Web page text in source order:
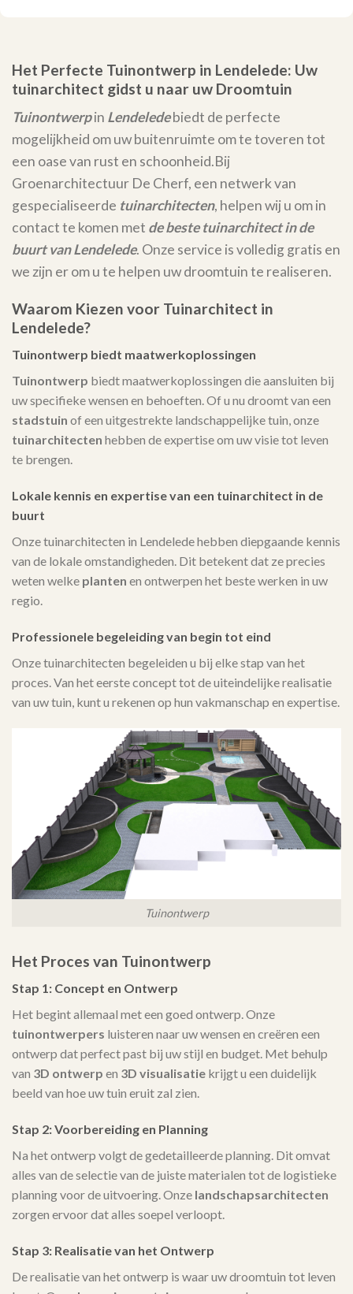
Het Perfecte Tuinontwerp in Lendelede: Uw
tuinarchitect gidst u naar uw Droomtuin
Tuinontwerpin Lendeledebiedt de perfecte
mogelijkheid om uw buitenruimte om te toveren tot
een oase van rust en schoonheid.Bij
Groenarchitectuur De Cherf, een netwerk van
gespecialiseerde tuinarchitecten, helpen wij u om in
contact te komen met de beste tuinarchitect in de
buurt van Lendelede. Onze service is volledig gratis en
we zijn er om u te helpen uw droomtuin te realiseren.
Waarom Kiezen voor Tuinarchitect in
Lendelede?
Tuinontwerp biedt maatwerkoplossingen
Tuinontwerp biedt maatwerkoplossingen die aansluiten bij
uw specifieke wensen en behoeften. Of u nu droomt van een
stadstuin of een uitgestrekte landschappelijke tuin, onze
tuinarchitecten hebben de expertise om uw visie tot leven
te brengen.
Lokale kennis en expertise van een tuinarchitect in de
buurt
Onze tuinarchitecten in Lendelede hebben diepgaande kennis
van de lokale omstandigheden. Dit betekent dat ze precies
weten welke planten en ontwerpen het beste werken in uw
regio.
Professionele begeleiding van begin tot eind
Onze tuinarchitecten begeleiden u bij elke stap van het
proces. Van het eerste concept tot de uiteindelijke realisatie
van uw tuin, kunt u rekenen op hun vakmanschap en expertise.
Tuinontwerp
Het Proces van Tuinontwerp
Stap 1: Concept en Ontwerp
Het begint allemaal met een goed ontwerp. Onze
tuinontwerpers luisteren naar uw wensen en creëren een
ontwerp dat perfect past bij uw stijl en budget. Met behulp
van 3D ontwerp en 3D visualisatie krijgt u een duidelijk
beeld van hoe uw tuin eruit zal zien.
Stap 2: Voorbereiding en Planning
Na het ontwerp volgt de gedetailleerde planning. Dit omvat
alles van de selectie van de juiste materialen tot de logistieke
planning voor de uitvoering. Onze landschapsarchitecten
zorgen ervoor dat alles soepel verloopt.
Stap 3: Realisatie van het Ontwerp
De realisatie van het ontwerp is waar uw droomtuin tot leven